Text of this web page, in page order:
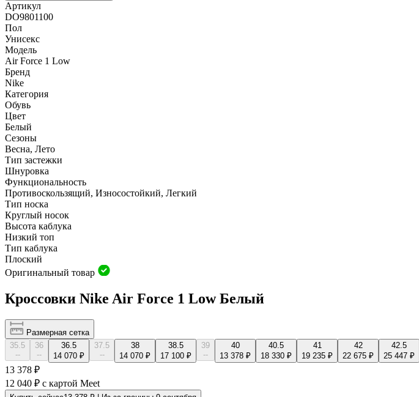
Артикул
DO9801100
Пол
Унисекс
Модель
Air Force 1 Low
Бренд
Nike
Категория
Обувь
Цвет
Белый
Сезоны
Весна, Лето
Тип застежки
Шнуровка
Функциональность
Противоскользящий, Износостойкий, Легкий
Тип носка
Круглый носок
Высота каблука
Низкий топ
Тип каблука
Плоский
Оригинальный товар
Кроссовки Nike Air Force 1 Low Белый
Размерная сетка
35.5
--
36
--
36.5
14 070 ₽
37.5
--
38
14 070 ₽
38.5
17 100 ₽
39
--
40
13 378 ₽
40.5
18 330 ₽
41
19 235 ₽
42
22 675 ₽
42.5
25 447 ₽
13 378 ₽
12 040 ₽ с картой Meet